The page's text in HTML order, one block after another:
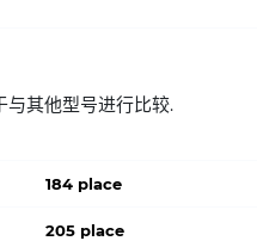
其他型号进行比较.
184 place
205 place